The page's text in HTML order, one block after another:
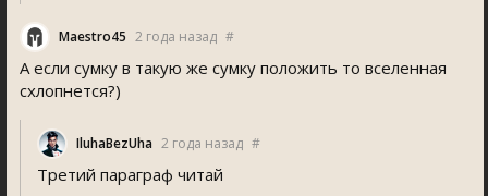
Maestro45 2 года назад #
А если сумку в такую же сумку положить то вселенная
схлопнется?)
IluhaBezUha 2 года назад #
Третий параграф читай